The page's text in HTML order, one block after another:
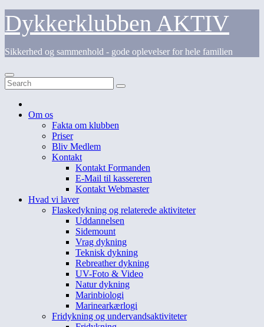
Skip
content
Dykkerklubben AKTIV
Sikkerhed og sammenhold - gode oplevelser for hele familien
Om os
Fakta om klubben
Priser
Bliv Medlem
Kontakt
Kontakt Formanden
E-Mail til kassereren
Kontakt Webmaster
Hvad vi laver
Flaskedykning og relaterede aktiviteter
Uddannelsen
Sidemount
Vrag dykning
Teknisk dykning
Rebreather dykning
UV-Foto & Video
Natur dykning
Marinbiologi
Marinearkærlogi
Fridykning og undervandsaktiviteter